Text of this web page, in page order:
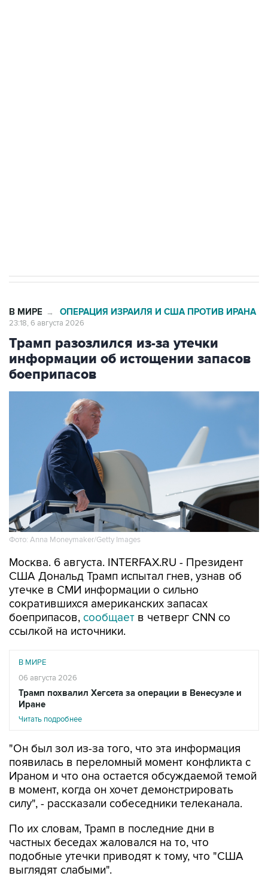
В МИРЕ → ОПЕРАЦИЯ ИЗРАИЛЯ И США ПРОТИВ ИРАНА
23:18, 6 августа 2026
Трамп разозлился из-за утечки
информации об истощении запасов
боеприпасов
Фото: Anna Moneymaker/Getty Images
Москва. 6 августа. INTERFAX.RU - Президент
США Дональд Трамп испытал гнев, узнав об
утечке в СМИ информации о сильно
сократившихся американских запасах
боеприпасов, сообщает в четверг CNN со
ссылкой на источники.
В МИРЕ
06 августа 2026
Трамп похвалил Хегсета за операции в Венесуэле и
Иране
Читать подробнее
"Он был зол из-за того, что эта информация
появилась в переломный момент конфликта с
Ираном и что она остается обсуждаемой темой
в момент, когда он хочет демонстрировать
силу", - рассказали собеседники телеканала.
По их словам, Трамп в последние дни в
частных беседах жаловался на то, что
подобные утечки приводят к тому, что "США
выглядят слабыми".